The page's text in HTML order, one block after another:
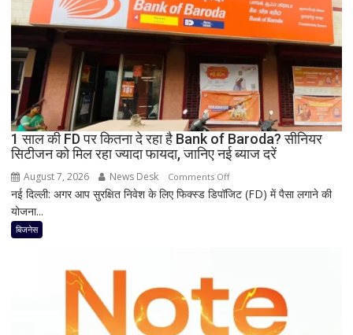
सस्ता
16;
Oppo-
Vivo
और
Nothing
पर
भी
बड़ी
1 साल की FD पर कितना दे रहा है Bank of Baroda? सीनियर
सिटीजन को मिल रहा ज्यादा फायदा, जानिए नई ब्याज दरें
August 7, 2026 News Desk Comments Offon
1
रहा
है
नई दिल्ली: अगर आप सुरक्षित निवेश के लिए फिक्स्ड डिपॉजिट (FD) में पैसा लगाने की
योजना...
बिजनेस